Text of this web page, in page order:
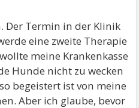
Der Termin in der Klinik
eine zweite Therapie
meine Krankenkasse
Hunde nicht zu wecken
begeistert ist von meine
Aber ich glaube, bevor